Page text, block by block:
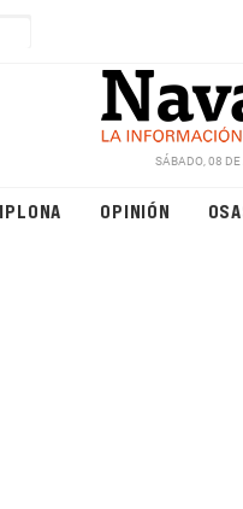
SÁBADO, 08
OPINIÓN